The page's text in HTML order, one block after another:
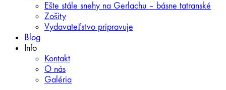
Ešte stále snehy na Gerlachu – básne tatranské
Zošity
Vydavateľstvo pripravuje
Blog
Info
Kontakt
O nás
Galéria